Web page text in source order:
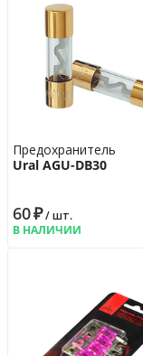
Предохранитель
Ural AGU-DB30
60₽/ шт.
В НАЛИЧИИ